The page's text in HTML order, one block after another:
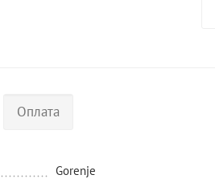
Оплата
Gorenje